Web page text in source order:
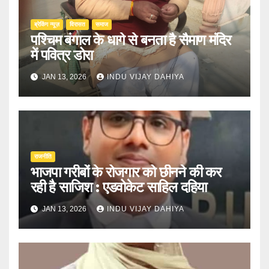
ब्रेकिंग न्यूज़ ‍‍विरासत समाज
पश्चिम बंगाल के धागे से बनता है सैमाण मंदिर
में पवित्र डोरा
JAN 13, 2026 INDU VIJAY DAHIYA
राजनीति
भाजपा गरीबों के रोजगार को छीनने की कर
रही है साजिश : एडवोकेट साहिल दहिया
JAN 13, 2026 INDU VIJAY DAHIYA